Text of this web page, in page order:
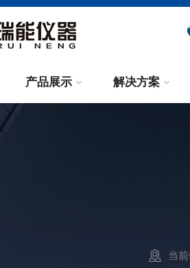
产品展示 解决方案
当前